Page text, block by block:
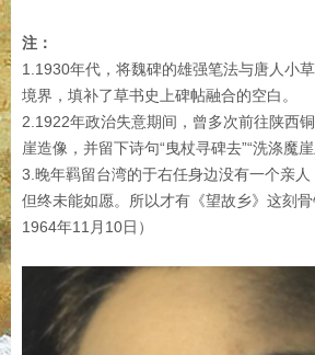
注：
1.1930年代，将魏碑的雄强笔法与唐人小
境界，填补了草书史上碑帖融合的空白。
2.1922年政治失意期间，曾多次前往陕西
崖造像，并留下诗句“曳杖寻碑去”“洗涤魔崖
3.晚年羁留台湾的于右任身边没有一个亲人
但终未能如愿。所以才有《望故乡》这刻
1964年11月10日）